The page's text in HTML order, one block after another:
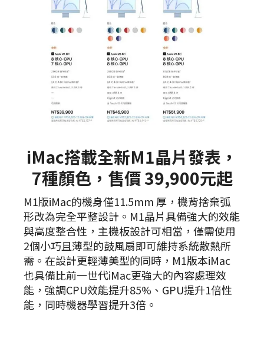
iMac搭載全新M1晶片發表，
7種顏色，售價 39,900元起
M1版iMac的機身僅11.5mm 厚，機背捨棄弧
形改為完全平整設計。M1晶片具備強大的效能
與高度整合性，主機板設計可相當，僅需使用
2個小巧且薄型的鼓風扇即可維持系統散熱所
需。在設計更輕薄美型的同時，M1版本iMac
也具備比前一世代iMac更強大的內容處理效
能，強調CPU效能提升85%、GPU提升1倍性
能，同時機器學習提升3倍。